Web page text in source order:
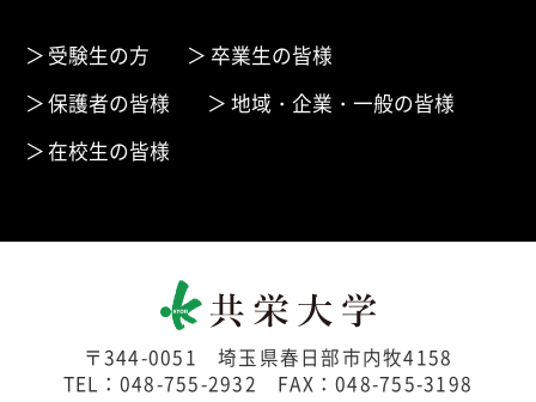
受験生の方
卒業生の皆様
保護者の皆様
地域・企業・一般の皆様
在校生の皆様
〒344-0051 埼玉県春日部市内牧4158
TEL：048-755-2932 FAX：048-755-3198